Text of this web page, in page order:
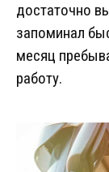
достаточно
запоминал
месяц
работу.